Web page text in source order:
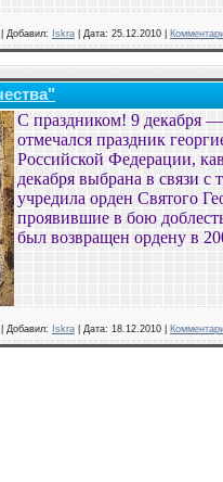
Добавил: Iskra Дата: 25.12.2010
С праздником! 9 декабря —
отмечался праздник
Российской Федерации,
декабря выбрана в связи с
учредила орден Святого
проявившие в бою
был возвращен ордену в
Добавил: Iskra Дата: 18.12.2010